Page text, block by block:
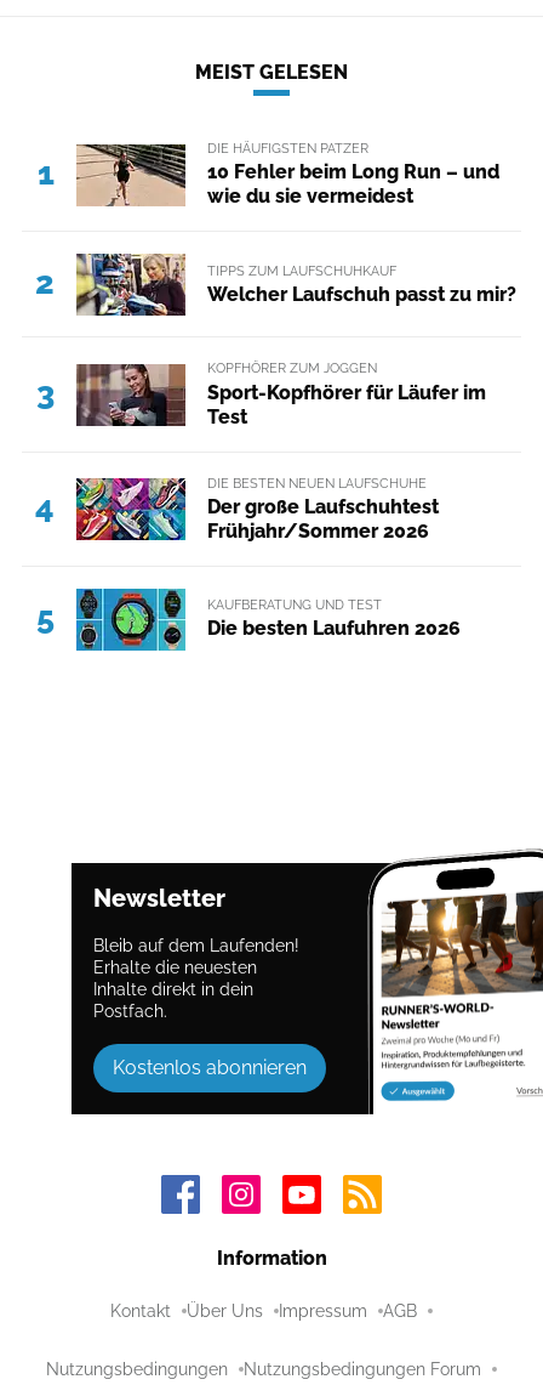
MEIST GELESEN
1
DIE HÄUFIGSTEN PATZER
10 Fehler beim Long Run – und
wie du sie vermeidest
2 TIPPS ZUM LAUFSCHUHKAUF
Welcher Laufschuh passt zu mir?
3
KOPFHÖRER ZUM JOGGEN
Sport-Kopfhörer für Läufer im
Test
4
DIE BESTEN NEUEN LAUFSCHUHE
Der große Laufschuhtest
Frühjahr/Sommer 2026
5 KAUFBERATUNG UND TEST
Die besten Laufuhren 2026
Newsletter
Bleib auf dem Laufenden!
Erhalte die neuesten
Inhalte direkt in dein
Postfach.
Kostenlos abonnieren
Information
Kontakt Über Uns Impressum AGB
Nutzungsbedingungen Nutzungsbedingungen Forum